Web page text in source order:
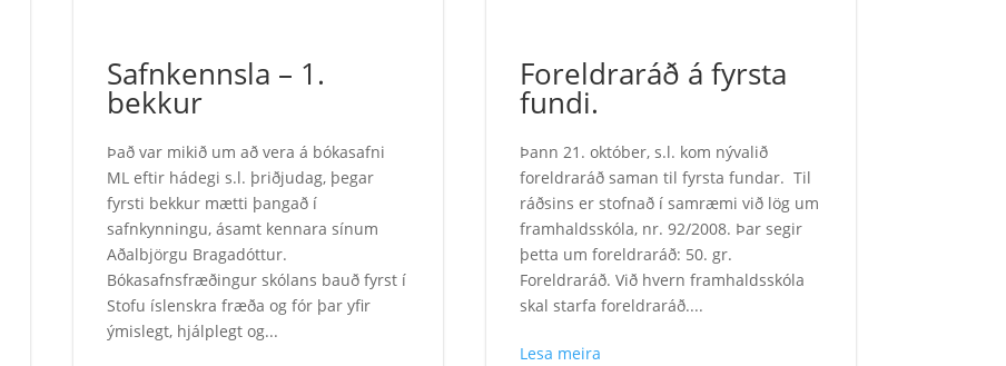
Safnkennsla – 1.
bekkur
Það var mikið um að vera á bókasafni
ML eftir hádegi s.l. þriðjudag, þegar
fyrsti bekkur mætti þangað í
safnkynningu, ásamt kennara sínum
Aðalbjörgu Bragadóttur.
Bókasafnsfræðingur skólans bauð fyrst í
Stofu íslenskra fræða og fór þar yfir
ýmislegt, hjálplegt og...
Foreldraráð á fyrsta
fundi.
Þann 21. október, s.l. kom nývalið
foreldraráð saman til fyrsta fundar. Til
ráðsins er stofnað í samræmi við lög um
framhaldsskóla, nr. 92/2008. Þar segir
þetta um foreldraráð: 50. gr.
Foreldraráð. Við hvern framhaldsskóla
skal starfa foreldraráð....
Lesa meira